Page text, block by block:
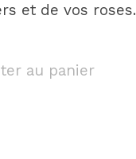
et de vos roses.
au panier